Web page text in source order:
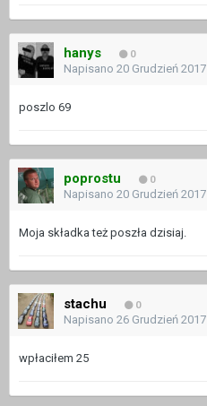
hanys 0
Napisano 20 Grudzień 2017
poszlo 69
poprostu 0
Napisano 20 Grudzień 2017
Moja składka też poszła dzisiaj.
stachu 0
Napisano 26 Grudzień 2017
wpłaciłem 25